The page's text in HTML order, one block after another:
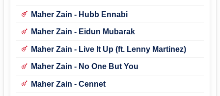
Maher Zain - Hubb Ennabi
Maher Zain - Eidun Mubarak
Maher Zain - Live It Up (ft. Lenny Martinez)
Maher Zain - No One But You
Maher Zain - Cennet